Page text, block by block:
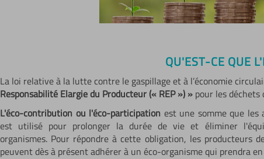
QU'EST-CE QUE
La loi relative à la lutte contre le gaspillage et à l’économie
Responsabilité Elargie du Producteur (« REP ») » pour les
L'éco-contribution ou l'éco-participation est une somme que
est utilisé pour prolonger la durée de vie et éliminer
organismes. Pour répondre à cette obligation, les
peuvent dès à présent adhérer à un éco-organisme qui prendra